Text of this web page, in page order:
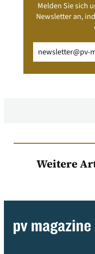
Melden Sie sich
Newsletter an,
(erforderlich)
Weitere